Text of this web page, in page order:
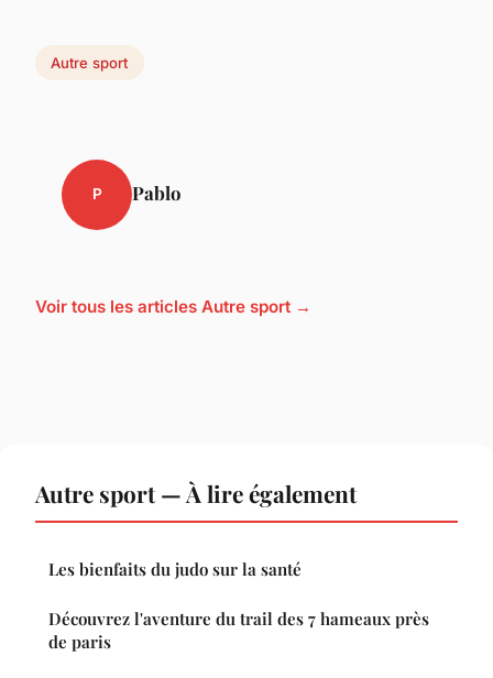
Autre sport
P Pablo
Voir tous les articles Autre sport →
Autre sport — À lire également
Les bienfaits du judo sur la santé
Découvrez l'aventure du trail des 7 hameaux près
de paris